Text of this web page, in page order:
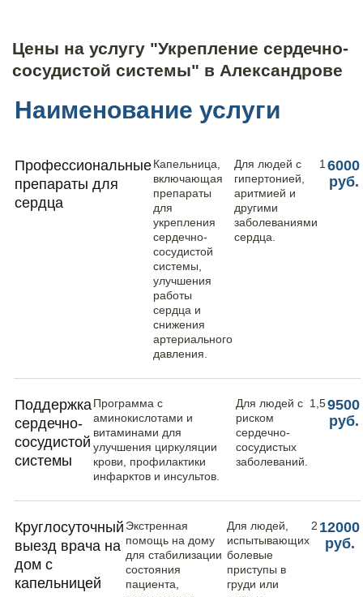
Цены на услугу "Укрепление сердечно-
сосудистой системы" в Александрове
Наименование услуги
Профессиональные
препараты для
сердца
Капельница,
включающая
препараты
для
укрепления
сердечно-
сосудистой
системы,
улучшения
работы
сердца и
снижения
артериального
давления.
Для людей с
гипертонией,
аритмией и
другими
заболеваниями
сердца.
1 6000
руб.
Поддержка
сердечно-
сосудистой
системы
Программа с
аминокислотами и
витаминами для
улучшения циркуляции
крови, профилактики
инфарктов и инсультов.
Для людей с
риском
сердечно-
сосудистых
заболеваний.
1,59500
руб.
Круглосуточный
выезд врача на
дом с
капельницей
Экстренная
помощь на дому
для стабилизации
состояния
пациента,
Для людей,
испытывающих
болевые
приступы в
груди или
2 12000
руб.